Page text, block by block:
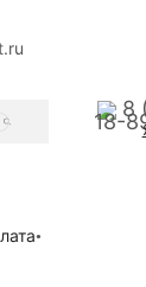
SEARCH
8
18-